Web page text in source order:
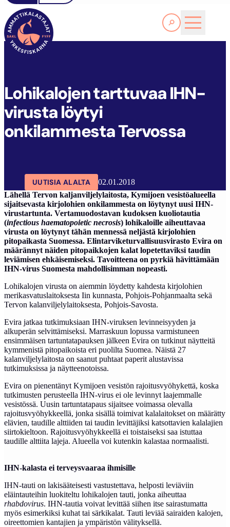
Lue lisää
SAKL
Lohikalojen tarttuvaa IHN-
virusta löytyi
onkilammesta Tervossa
UUTISIA ALALTA
02.01.2018
Lähellä Tervon kaljanviljelylaitosta, Kymijoen vesistöalueella
sijaitsevasta kirjolohien onkilammesta on löytynyt uusi IHN-
virustartunta. Vertamuodostavan kudoksen kuoliotautia
(infectious haematopoietic necrosis) lohikaloille aiheuttavaa
virusta on löytynyt tähän mennessä neljästä kirjolohien
pitopaikasta Suomessa. Elintarviketurvallisuusvirasto Evira on
määrännyt näiden pitopaikkojen kalat lopetettaviksi taudin
leviämisen ehkäisemiseksi. Tavoitteena on pyrkiä hävittämään
IHN-virus Suomesta mahdollisimman nopeasti.
Lohikalojen virusta on aiemmin löydetty kahdesta kirjolohien
merikasvatuslaitoksesta Iin kunnasta, Pohjois-Pohjanmaalta sekä
Tervon kalanviljelylaitoksesta, Pohjois-Savosta.
Evira jatkaa tutkimuksiaan IHN-viruksen levinneisyyden ja
alkuperän selvittämiseksi. Marraskuun lopussa varmistuneen
ensimmäisen tartuntatapauksen jälkeen Evira on tutkinut näytteitä
kymmenistä pitopaikoista eri puolilta Suomea. Näistä 27
kalanviljelylaitosta on saanut puhtaat paperit alustavissa
tutkimuksissa ja näytteenotoissa.
Evira on pienentänyt Kymijoen vesistön rajoitusvyöhykettä, koska
tutkimusten perusteella IHN-virus ei ole levinnyt laajemmalle
vesistössä. Uusin tartuntatapaus sijaitsee voimassa olevalla
rajoitusvyöhykkeellä, jonka sisällä toimivat kalalaitokset on määrätty
elävien, taudille alttiiden tai taudin levittäjiksi katsottavien kalalajien
siirtokieltoon. Rajoitusvyöhykkeellä ei toistaiseksi saa istuttaa
taudille alttiita lajeja. Alueella voi kutenkin kalastaa normaalisti.
IHN-kalasta ei terveysvaaraa ihmisille
IHN-tauti on lakisääteisesti vastustettava, helposti leviäviin
eläintauteihin luokiteltu lohikalojen tauti, jonka aiheuttaa
rhabdovirus. IHN-tautia voivat levittää siihen itse sairastumatta
myös esimerkiksi kuhat tai särkikalat. Tauti leviää sairaiden kalojen,
oireettomien kantajien ja ympäristön välityksellä.